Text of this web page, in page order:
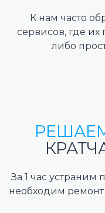
К нам часто
сервисов, где
либо
За 1 час устраним
необходим